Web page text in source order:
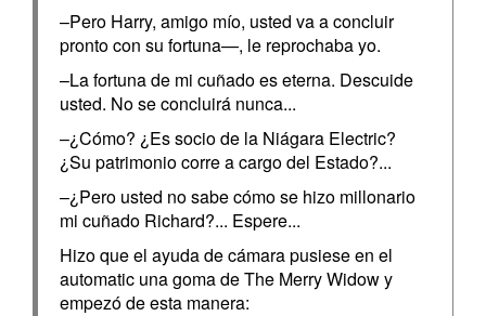
–Pero Harry, amigo mío, usted va a concluir
pronto con su fortuna—, le reprochaba yo.
–La fortuna de mi cuñado es eterna. Descuide
usted. No se concluirá nunca...
–¿Cómo? ¿Es socio de la Niágara Electric?
¿Su patrimonio corre a cargo del Estado?...
–¿Pero usted no sabe cómo se hizo millonario
mi cuñado Richard?... Espere...
Hizo que el ayuda de cámara pusiese en el
automatic una goma de The Merry Widow y
empezó de esta manera: